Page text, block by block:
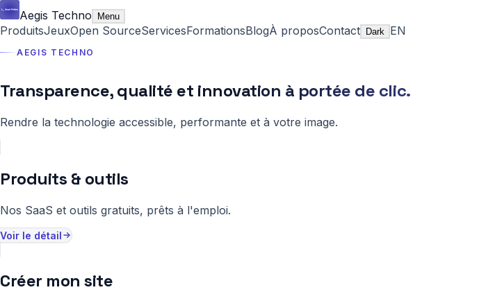
Aegis Techno Menu
ProduitsJeuxOpen SourceServicesFormationsBlogÀ proposContact Dark EN
AEGIS TECHNO
Transparence, qualité et innovation à portée de clic.
Rendre la technologie accessible, performante et à votre image.
Produits & outils
Nos SaaS et outils gratuits, prêts à l'emploi.
Voir le détail
Créer mon site